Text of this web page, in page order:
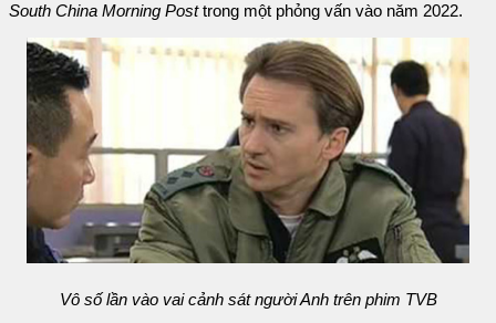
South China Morning Posttrong một phỏng vấn vào năm 2022.
Vô số lần vào vai cảnh sát người Anh trên phim TVB